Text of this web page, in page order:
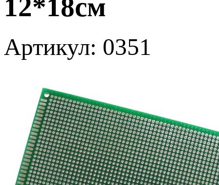
12*18см
Артикул: 0351